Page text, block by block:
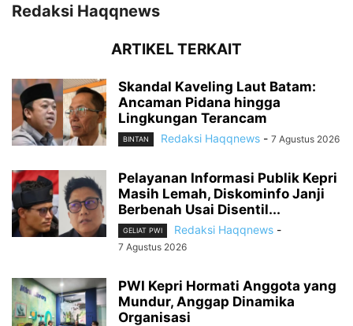
Redaksi Haqqnews
ARTIKEL TERKAIT
Skandal Kaveling Laut Batam:
Ancaman Pidana hingga
Lingkungan Terancam
BINTAN Redaksi Haqqnews - 7 Agustus 2026
Pelayanan Informasi Publik Kepri
Masih Lemah, Diskominfo Janji
Berbenah Usai Disentil...
GELIAT PWI Redaksi Haqqnews -
7 Agustus 2026
PWI Kepri Hormati Anggota yang
Mundur, Anggap Dinamika
Organisasi